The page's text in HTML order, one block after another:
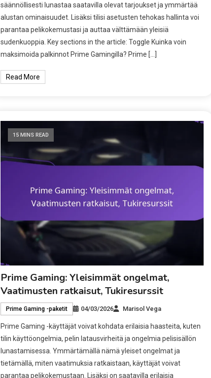
säännöllisesti lunastaa saatavilla olevat tarjoukset ja ymmärtää
alustan ominaisuudet. Lisäksi tilisi asetusten tehokas hallinta voi
parantaa pelikokemustasi ja auttaa välttämään yleisiä
sudenkuoppia. Key sections in the article: Toggle Kuinka voin
maksimoida palkinnot Prime Gamingilla? Prime […]
Read More
15 MINS READ
Prime Gaming: Yleisimmät ongelmat,
Vaatimusten ratkaisut, Tukiresurssit
Prime Gaming -paketit 04/03/2026 Marisol Vega
Prime Gaming -käyttäjät voivat kohdata erilaisia haasteita, kuten
tilin käyttöongelmia, pelin latausvirheitä ja ongelmia pelisisällön
lunastamisessa. Ymmärtämällä nämä yleiset ongelmat ja
tietämällä, miten vaatimuksia ratkaistaan, käyttäjät voivat
parantaa pelikokemustaan. Lisäksi on saatavilla erilaisia